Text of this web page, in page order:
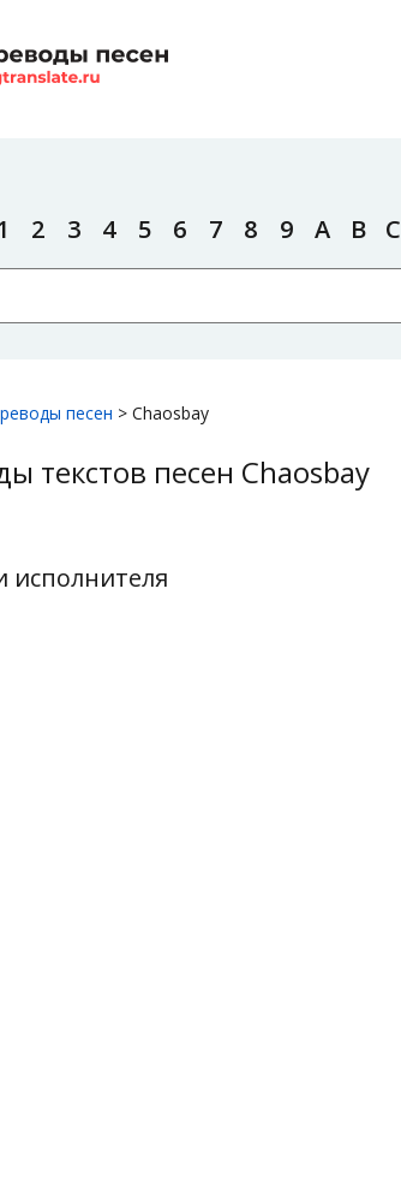
2 3 4 5 6 7 8 9 A B C
песен > Chaosbay
текстов песен Chaosbay
исполнителя